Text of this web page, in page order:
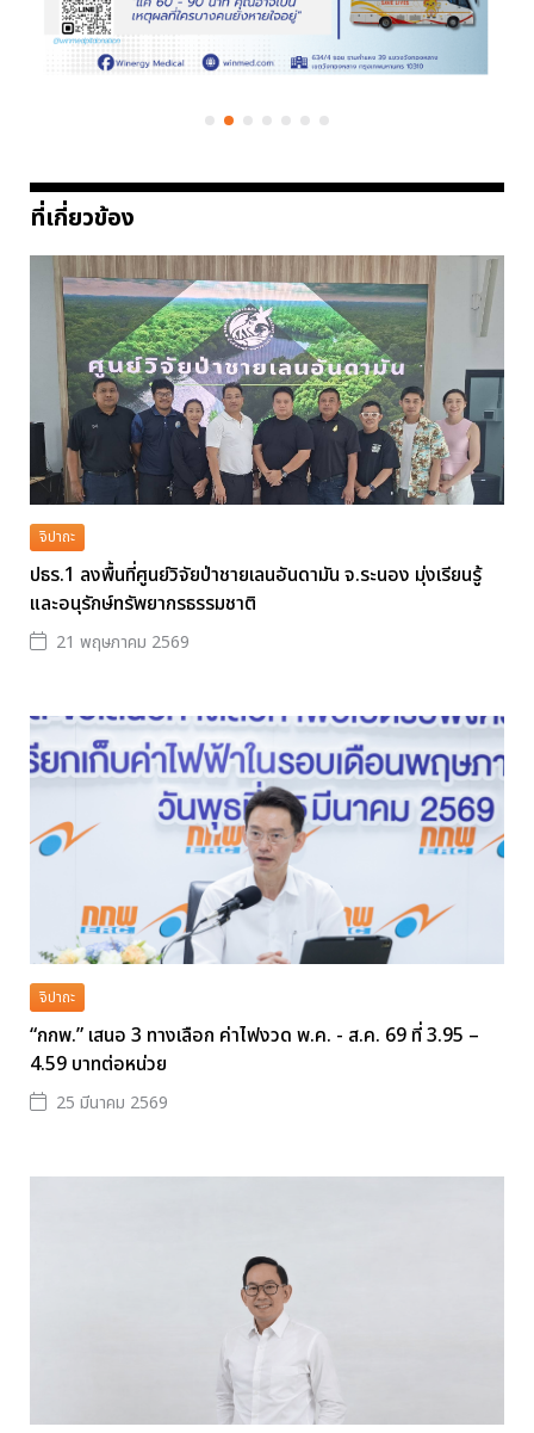
ที่เกี่ยวข้อง
จิปาถะ
ปธร.1 ลงพื้นที่ศูนย์วิจัยป่าชายเลนอันดามัน จ.ระนอง มุ่งเรียนรู้
และอนุรักษ์ทรัพยากรธรรมชาติ
21 พฤษภาคม 2569
จิปาถะ
“กกพ.” เสนอ 3 ทางเลือก ค่าไฟงวด พ.ค. - ส.ค. 69 ที่ 3.95 –
4.59 บาทต่อหน่วย
25 มีนาคม 2569